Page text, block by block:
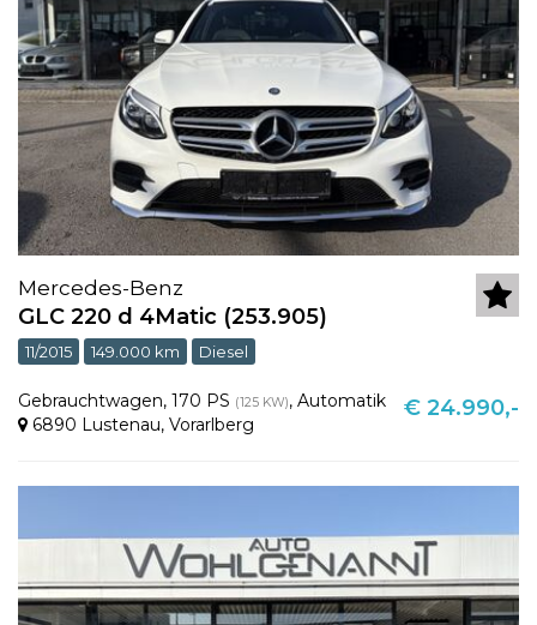
Mercedes-Benz
GLC 220 d 4Matic (253.905)
11/2015 149.000 km Diesel
Gebrauchtwagen, 170 PS (125 KW), Automatik
6890 Lustenau, Vorarlberg
€ 24.990,-